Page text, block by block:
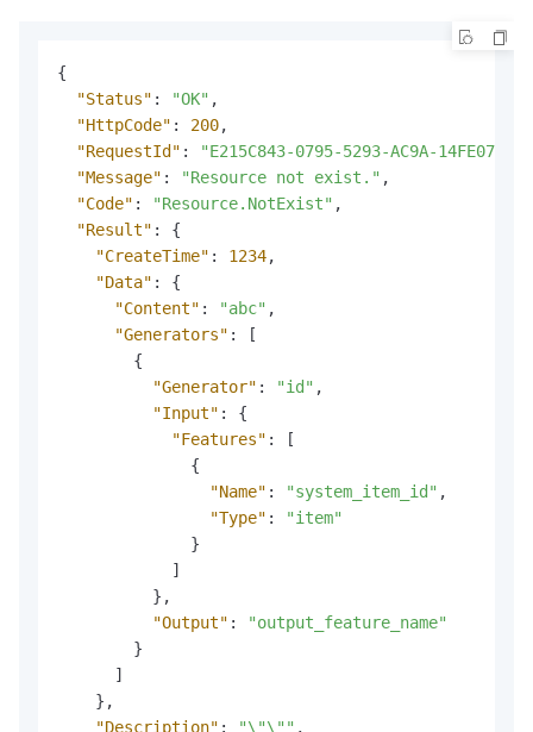
{
"Status" : "OK" ,
"HttpCode" : 200,
"RequestId" :
"E215C843-0795-5293-AC9A-
"Message" : "Resource not exist." ,
"Code" : "Resource.NotExist" ,
"Result" :
{
"CreateTime" : 1234,
"Data" :
{
"Content" : "abc" ,
"Generators" :
[
{
"Generator" : "id" ,
"Input" :
{
"Features" :
[
{
"Name" : "system_item_id" ,
"Type" :
"item"
}
]
} ,
"Output" :
"output_feature_name"
}
]
} ,
"Description" : "\"\"" ,